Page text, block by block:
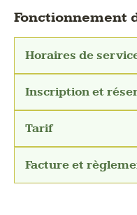
Fonctionnement
Horaires de
Inscription et
Tarif
Facture et